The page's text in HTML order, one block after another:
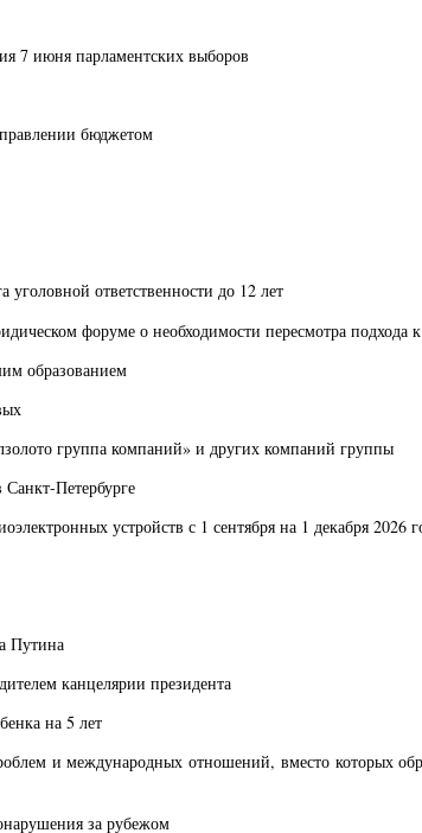
7 июня парламентских выборов
бюджетом
ответственности до 12 лет
форуме о необходимости пересмотра подхода
образованием
группа компаний» и других компаний группы
Петербурге
устройств с 1 сентября на 1 декабря 2026
Путина
канцелярии президента
на 5 лет
и международных отношений, вместо которых
за рубежом